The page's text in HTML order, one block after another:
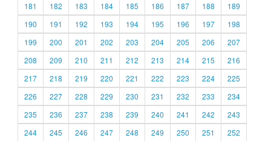
181
182 183 184 185 186 187 188
189
190
191 192 193 194 195 196 197
198
199
200 201 202 203 204 205 206
207
208
209 210 211 212 213 214 215
216
217
218 219 220 221 222 223 224
225
226
227 228 229 230 231 232 233
234
235
236 237 238 239 240 241 242
243
244
245 246 247 248 249 250 251 252